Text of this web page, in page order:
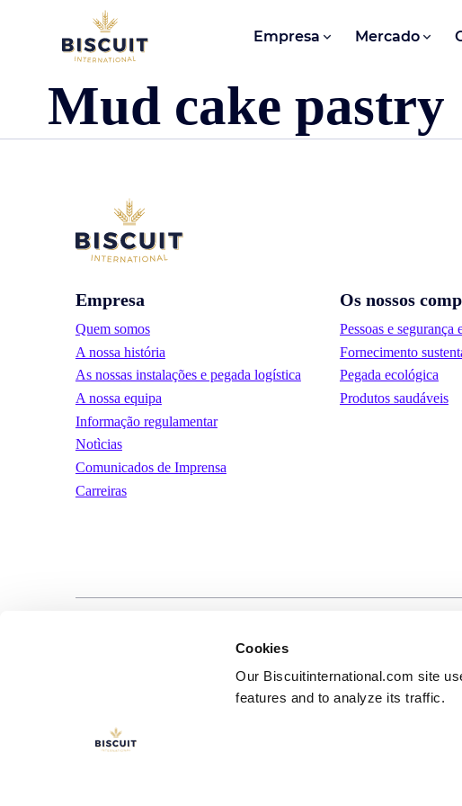
Cookies
Our Biscuitinternational.com site
features and to analyze its traffic.
Aller au contenu Empresa Mercado
Mud cake pastry
Empresa
Quem somos
A nossa história
As nossas instalações e pegada logística
A nossa equipa
Informação regulamentar
Notìcias
Comunicados de Imprensa
Carreiras
Os nossos
Pessoas e
Fornecimento
Pegada ecológica
Produtos saudáveis